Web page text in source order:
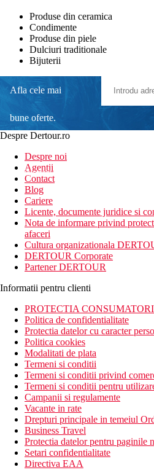
Produse din ceramica
Condimente
Produse din piele
Dulciuri traditionale
Bijuterii
Afla cele mai
bune oferte.
newsletter!
Despre Dertour.ro
Despre noi
Agentii
Contact
Blog
Cariere
Licente, documente juridice si
Nota de informare privind
afaceri
Cultura organizationala
DERTOUR Corporate
Partener DERTOUR
Informatii pentru clienti
PROTECTIA
Politica de confidentialitate
Protectia datelor cu caracter
Politica cookies
Modalitati de plata
Termeni si conditii
Termeni si conditii privind
Termeni si conditii pentru
Campanii si regulamente
Vacante in rate
Drepturi principale in temeiul
Business Travel
Protectia datelor pentru paginile
Setari confidentialitate
Directiva EAA